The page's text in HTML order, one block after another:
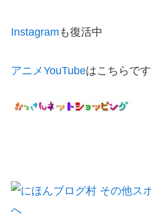
Instagram も復活中
アニメYouTubeはこちらです